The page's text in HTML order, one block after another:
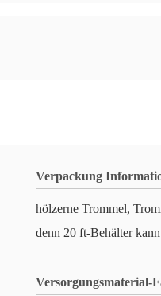
Verpackung
hölzerne Trommel,
denn 20 ft-Behälter
Versorgungsmaterial-